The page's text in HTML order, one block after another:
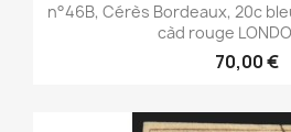
n°46B, Cérès Bordeaux, 20c
càd rouge
70,00 €